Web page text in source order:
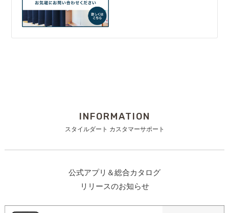
INFORMATION
スタイルダート カスタマーサポート
公式アプリ＆総合カタログ
リリースのお知らせ